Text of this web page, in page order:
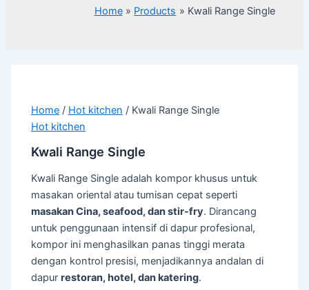
Home Products Kwali Range Single
Home / Hot kitchen / Kwali Range Single
Hot kitchen
Kwali Range Single
Kwali Range Single adalah kompor khusus untuk
masakan oriental atau tumisan cepat seperti
masakan Cina, seafood, dan stir-fry. Dirancang
untuk penggunaan intensif di dapur profesional,
kompor ini menghasilkan panas tinggi merata
dengan kontrol presisi, menjadikannya andalan di
dapurrestoran, hotel, dan katering.